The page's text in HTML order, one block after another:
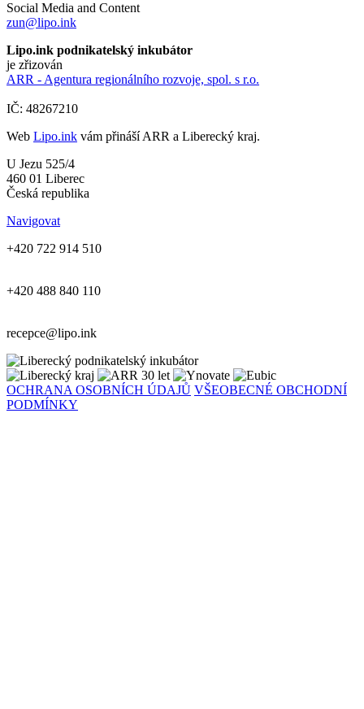
Social Media and Content
zun@lipo.ink
Lipo.ink podnikatelský inkubátor
je zřizován
ARR - Agentura regionálního rozvoje, spol. s r.o.
IČ: 48267210
Web Lipo.ink vám přináší ARR a Liberecký kraj.
U Jezu 525/4
460 01 Liberec
Česká republika
Navigovat
+420 722 914 510
+420 488 840 110
recepce@lipo.ink
OCHRANA OSOBNÍCH ÚDAJŮ VŠEOBECNÉ OBCHODNÍ
PODMÍNKY